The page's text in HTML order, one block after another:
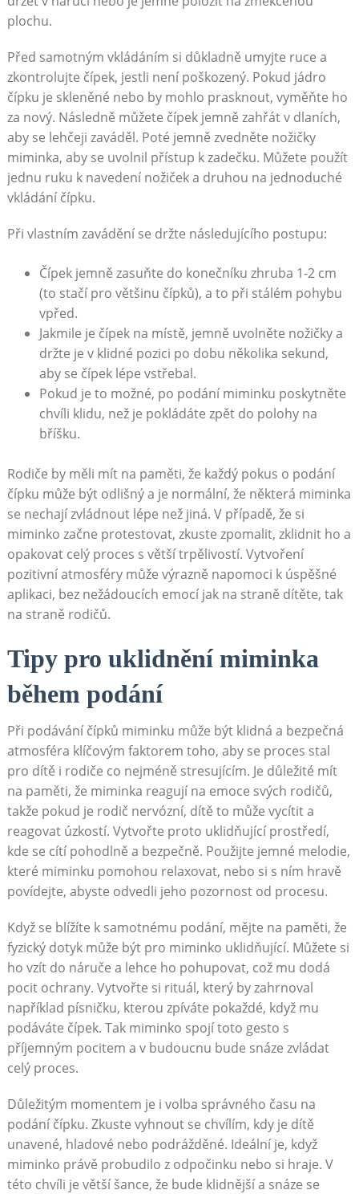
plochu.
Před samotným vkládáním si důkladně umyjte ruce a
zkontrolujte čípek, jestli není poškozený. Pokud jádro
čípku je skleněné nebo by mohlo prasknout, vyměňte ho
za nový. Následně můžete čípek jemně zahřát v dlaních,
aby se lehčeji zaváděl. Poté jemně zvedněte nožičky
miminka, aby se uvolnil přístup k zadečku. Můžete použít
jednu ruku k navedení nožiček a druhou na jednoduché
vkládání čípku.
Při vlastním zavádění se držte následujícího postupu:
Čípek jemně zasuňte do konečníku zhruba 1-2 cm
(to stačí pro většinu čípků), a to při stálém pohybu
vpřed.
Jakmile je čípek na místě, jemně uvolněte nožičky a
držte je v klidné pozici po dobu několika sekund,
aby se čípek lépe vstřebal.
Pokud je to možné, po podání miminku poskytněte
chvíli klidu, než je pokládáte zpět do polohy na
bříšku.
Rodiče by měli mít na paměti, že každý pokus o podání
čípku může být odlišný a je normální, že některá miminka
se nechají zvládnout lépe než jiná. V případě, že si
miminko začne protestovat, zkuste zpomalit, zklidnit ho a
opakovat celý proces s větší trpělivostí. Vytvoření
pozitivní atmosféry může výrazně napomoci k úspěšné
aplikaci, bez nežádoucích emocí jak na straně dítěte, tak
na straně rodičů.
Tipy pro uklidnění miminka
během podání
Při podávání čípků miminku může být klidná a bezpečná
atmosféra klíčovým faktorem toho, aby se proces stal
pro dítě i rodiče co nejméně stresujícím. Je důležité mít
na paměti, že miminka reagují na emoce svých rodičů,
takže pokud je rodič nervózní, dítě to může vycítit a
reagovat úzkostí. Vytvořte proto uklidňující prostředí,
kde se cítí pohodlně a bezpečně. Použijte jemné melodie,
které miminku pomohou relaxovat, nebo si s ním hravě
povídejte, abyste odvedli jeho pozornost od procesu.
Když se blížíte k samotnému podání, mějte na paměti, že
fyzický dotyk může být pro miminko uklidňující. Můžete si
ho vzít do náruče a lehce ho pohupovat, což mu dodá
pocit ochrany. Vytvořte si rituál, který by zahrnoval
například písničku, kterou zpíváte pokaždé, když mu
podáváte čípek. Tak miminko spojí toto gesto s
příjemným pocitem a v budoucnu bude snáze zvládat
celý proces.
Důležitým momentem je i volba správného času na
podání čípku. Zkuste vyhnout se chvílím, kdy je dítě
unavené, hladové nebo podrážděné. Ideální je, když
miminko právě probudilo z odpočinku nebo si hraje. V
této chvíli je větší šance, že bude klidnější a snáze se